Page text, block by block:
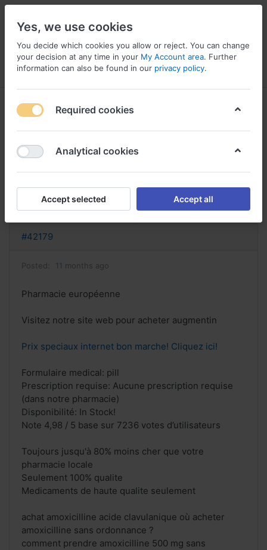
Menu Log in Compare Wishlist
augmentin acheter amoxicilline
sans ordonnance suisse
Reply
#42179
Posted: 11 months ago
Pharmacie européenne
Visitez notre site web pour acheter augmentin
Prix speciaux internet bon marche! Cliquez ici!
Formulaire medical: pill
Prescription requise: Aucune prescription requise
(dans notre pharmacie)
Disponibilité: In Stock!
Note 4,98 / 5 base sur 7236 votes d’utilisateurs
Toujours jusqu'à 80% moins cher que votre
pharmacie locale
Seulement 100% qualite
Medicaments de haute qualite seulement
achat amoxicilline acide clavulanique où acheter
amoxicilline sans ordonnance ?
comment prendre amoxicilline 500 mg sans
Yes, we use cookies
You decide which cookies you allow or reject. You can change
your decision at any time in your My Account area. Further
information can also be found in our privacy policy.
Required cookies
Analytical cookies
Accept selected Accept all